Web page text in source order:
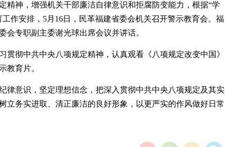
精神，增强机关干部廉洁自律意识和拒腐防变能力，根据“学
作安排，5月16日，民革福建省委会机关召开警示教育会。福
会专职副主委谢光球出席会议并讲话。
贯彻中共中央八项规定精神，认真观看《八项规定改变中国》
教育片。
律意识，坚定理想信念，把深入贯彻中共中央八项规定及其实
立务实进取、清正廉洁的良好形象，以更严实的作风做好日常